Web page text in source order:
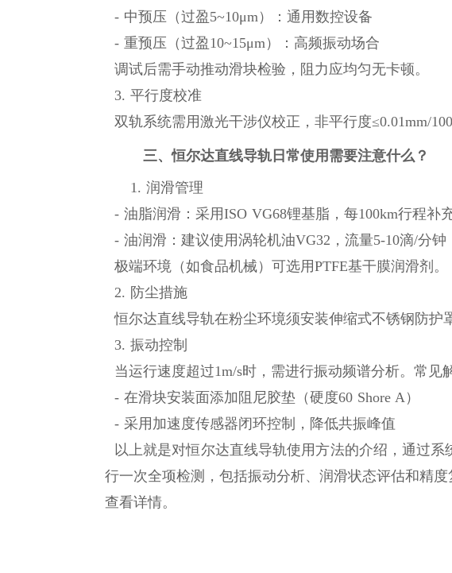
- 中预压（过盈5~10μm）：通用数控设备
- 重预压（过盈10~15μm）：高频振动场合
调试后需手动推动滑块检验，阻力应均匀无卡顿。
3. 平行度校准
双轨系统需用激光干涉仪校正，非平行度≤0.01mm/
三、恒尔达直线导轨日常使用需要注意什么？
1. 润滑管理
- 油脂润滑：采用ISO VG68锂基脂，每100km行程补
- 油润滑：建议使用涡轮机油VG32，流量5-10滴/分钟
极端环境（如食品机械）可选用PTFE基干膜润滑剂。
2. 防尘措施
恒尔达直线导轨在粉尘环境须安装伸缩式不锈钢防护
3. 振动控制
当运行速度超过1m/s时，需进行振动频谱分析。常见
- 在滑块安装面添加阻尼胶垫（硬度60 Shore A）
- 采用加速度传感器闭环控制，降低共振峰值
以上就是对恒尔达直线导轨使用方法的介绍，通过
行一次全项检测，包括振动分析、润滑状态评估和精
查看详情。